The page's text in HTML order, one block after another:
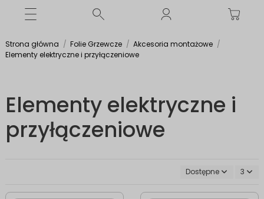
Strona główna Folie Grzewcze
Akcesoria montażowe
Elementy elektryczne i przyłączeniowe
Elementy elektryczne i
przyłączeniowe
Dostępne 3